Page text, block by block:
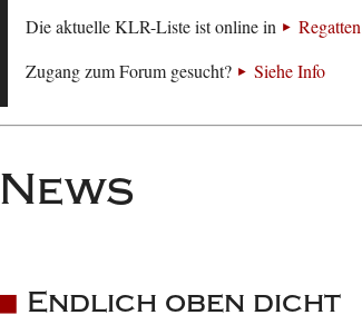
Die aktuelle KLR-Liste ist online in Regatten
Zugang zum Forum gesucht?
Siehe Info
News
Endlich oben dicht